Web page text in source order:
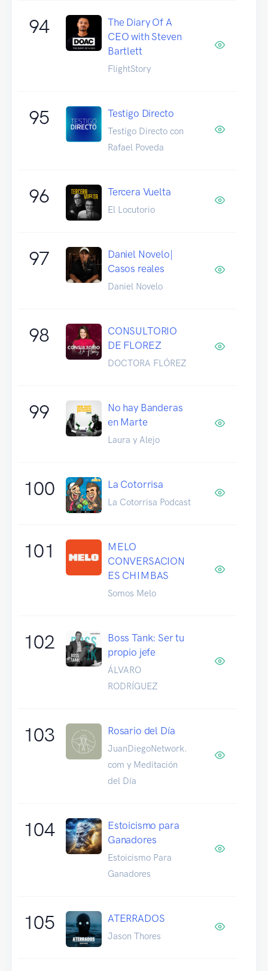
94
The Diary Of A
CEO with Steven
Bartlett
FlightStory
95 Testigo Directo
Testigo Directo con
Rafael Poveda
96 Tercera Vuelta
El Locutorio
97
Daniel Novelo|
Casos reales
Daniel Novelo
98
CONSULTORIO
DE FLOREZ
DOCTORA FLÓREZ
99
No hay Banderas
en Marte
Laura y Alejo
100 La Cotorrisa
La Cotorrisa Podcast
101
MELO
CONVERSACION
ES CHIMBAS
Somos Melo
102
Boss Tank: Ser tu
propio jefe
ÁLVARO
RODRÍGUEZ
103 Rosario del Día
JuanDiegoNetwork.
com y Meditación
del Día
104
Estoicismo para
Ganadores
Estoicismo Para
Ganadores
105 ATERRADOS
Jason Thores